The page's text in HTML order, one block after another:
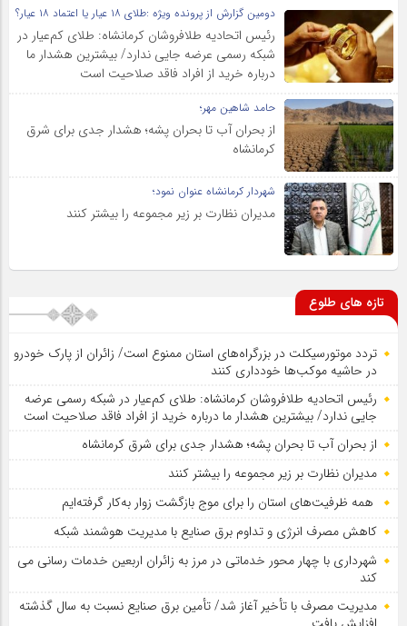
دومین گزارش از پرونده ویژه :طلای ۱۸ عیار یا اعتماد ۱۸ عیار؟
رئیس اتحادیه طلافروشان کرمانشاه: طلای کم‌عیار در
شبکه رسمی عرضه جایی ندارد/ بیشترین هشدار ما
درباره خرید از افراد فاقد صلاحیت است
حامد شاهین مهر؛
از بحران آب تا بحران پشه؛ هشدار جدی برای شرق
کرمانشاه
شهردار کرمانشاه عنوان نمود؛
مدیران نظارت بر زیر مجموعه را بیشتر کنند
تازه های طلوع
تردد موتورسیکلت در بزرگراه‌های استان ممنوع است/ زائران از پارک خودرو
در حاشیه موکب‌ها خودداری کنند
رئیس اتحادیه طلافروشان کرمانشاه: طلای کم‌عیار در شبکه رسمی عرضه
جایی ندارد/ بیشترین هشدار ما درباره خرید از افراد فاقد صلاحیت است
از بحران آب تا بحران پشه؛ هشدار جدی برای شرق کرمانشاه
مدیران نظارت بر زیر مجموعه را بیشتر کنند
همه ظرفیت‌های استان را برای موج بازگشت زوار به‌کار گرفته‌ایم
کاهش مصرف انرژی و تداوم برق صنایع با مدیریت هوشمند شبکه
شهرداری با چهار محور خدماتی در مرز به زائران اربعین خدمات رسانی می
کند
مدیریت مصرف با تأخیر آغاز شد/ تأمین برق صنایع نسبت به سال گذشته